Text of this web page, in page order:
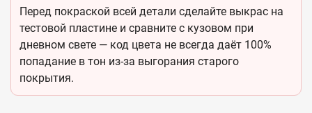
Перед покраской всей детали сделайте выкрас на
тестовой пластине и сравните с кузовом при
дневном свете — код цвета не всегда даёт 100%
попадание в тон из-за выгорания старого
покрытия.